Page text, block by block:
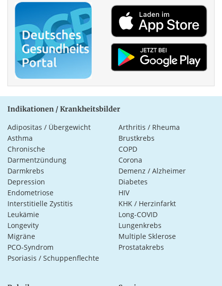
Indikationen / Krankheitsbilder
Adipositas / Übergewicht
Arthritis / Rheuma
Asthma
Brustkrebs
Chronische
Darmentzündung
COPD
Corona
Darmkrebs
Demenz / Alzheimer
Depression
Diabetes
Endometriose
HIV
Interstitielle Zystitis
KHK / Herzinfarkt
Leukämie
Long-COVID
Longevity
Lungenkrebs
Migräne
Multiple Sklerose
PCO-Syndrom
Prostatakrebs
Psoriasis / Schuppenflechte